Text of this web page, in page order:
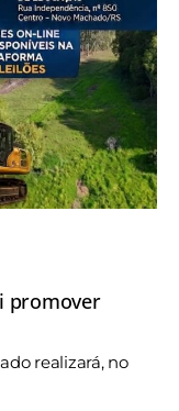
promover
realizará, no